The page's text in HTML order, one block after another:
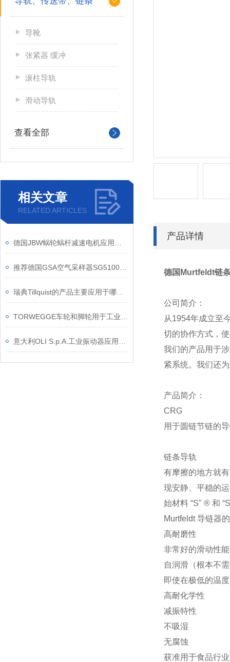
导靴
张紧器 缓冲
滚柱导轨
滑动导轨
查看全部
相关文章
RELATED ARTICLES
产品详情
德国Murtfeldt链
公司简介：
从1954年成立至
切的协作方式，
我们的产品用于
紧系统。我们还
产品简介：
CRG
用于圆链节链的
链条导轨
有摩擦的地方就
现安静、平稳的
始材料 “S" ® 和
Murtfeldt 导链器
高耐磨性
非常好的滑动性能
自润滑（根本不
即使在极低的温
高耐化学性
减振特性
不吸湿
无腐蚀
获准用于食品行